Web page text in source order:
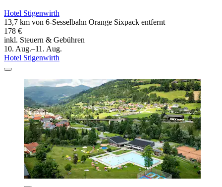
Hotel Stigenwirth
13,7 km von 6-Sesselbahn Orange Sixpack entfernt
178 €
inkl. Steuern & Gebühren
10. Aug.–11. Aug.
Hotel Stigenwirth